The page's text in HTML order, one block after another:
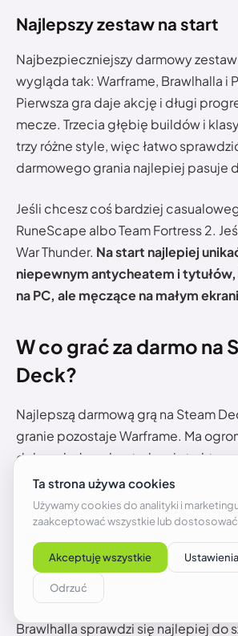
Najlepszy zestaw na start
Najbezpieczniejszy darmowy
wygląda tak: Warframe, Brawlhalla i
Pierwsza gra daje akcję i długi
mecze. Trzecia głębię buildów i
trzy różne style, więc łatwo
darmowego grania najlepiej pasuje
Jeśli chcesz coś bardziej
RuneScape albo Team Fortress 2.
War Thunder. Na start najlepiej
niepewnym antycheatem i
na PC, ale męczące na małym
W co grać za darmo na
Deck?
Najlepszą darmową grą na Steam
granie pozostaje Warframe. Ma
dobrą obsługę kontrolera i strukturę
do handhelda.Aperture Desk Job
jednak pierwszą grą, którą odpala
Steam Decka, bo Valve stworzyło ją
pokazówkę sprzętu, osadzoną w
zaprojektowaną dokładnie pod
urządzenia.
Brawlhalla sprawdzi się najlepiej do